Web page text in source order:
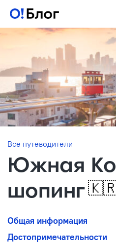
Все путеводители
Южная
шопинг
Общая информация
Достопримечательности